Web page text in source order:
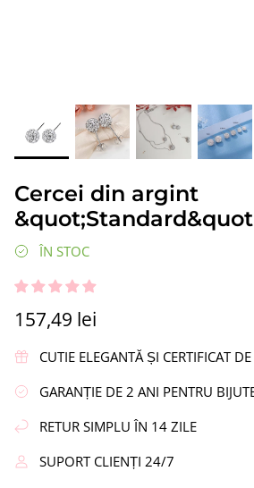
Cercei din argint
337,47 lei
Cercei din argint
ÎN STOC
157,49 lei
CUTIE ELEGANTĂ ȘI CERTIFICAT
GARANȚIE DE 2 ANI PENTRU
RETUR SIMPLU ÎN 14 ZILE
SUPORT CLIENȚI 24/7